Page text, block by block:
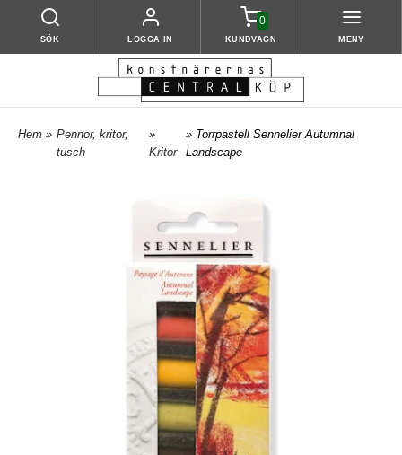
SÖK LOGGA IN
0
KUNDVAGN MENY
Hem » Pennor, kritor,
tusch
»
Kritor
» Torrpastell Sennelier Autumnal
Landscape